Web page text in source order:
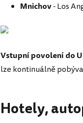
Mnichov- Los
Vstupní povolení do
lze kontinuálně
Hotely,